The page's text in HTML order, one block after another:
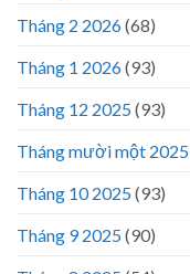
Tháng 2 2026(68)
Tháng 1 2026(93)
Tháng 12 2025(93)
Tháng mười một 2025
Tháng 10 2025(93)
Tháng 9 2025(90)